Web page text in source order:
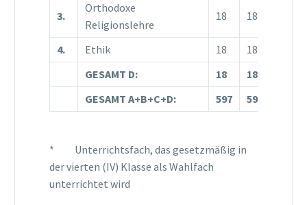
3.
Orthodoxe
Religionslehre
18 18
4. Ethik 18 18
GESAMT D:
18 18
GESAMT A+B+C+D:
597 597
* Unterrichtsfach, das gesetzmäßig in
der vierten (IV) Klasse als Wahlfach
unterrichtet wird